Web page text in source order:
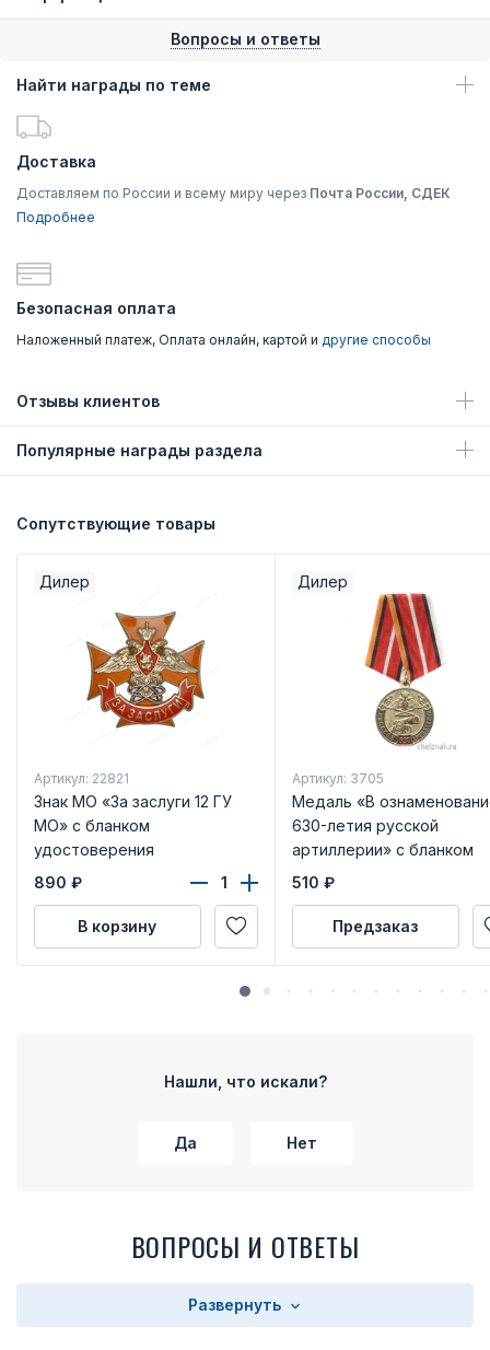
Вопросы и ответы
Найти награды по теме
Доставка
Доставляем по России и всему миру через Почта России, СДЕК
Подробнее
Безопасная оплата
Наложенный платеж, Оплата онлайн, картой и другие способы
Отзывы клиентов
Популярные награды раздела
Сопутствующие товары
Дилер
Артикул: 22821
Знак МО «За заслуги 12 ГУ
МО» с бланком
удостоверения
890 ₽
В корзину
Дилер
Артикул: 3705
Медаль «В
630-летия русской
артиллерии» с бланком
удостоверения
510 ₽
Предзаказ
Нашли, что искали?
Да Нет
ВОПРОСЫ И ОТВЕТЫ
Развернуть